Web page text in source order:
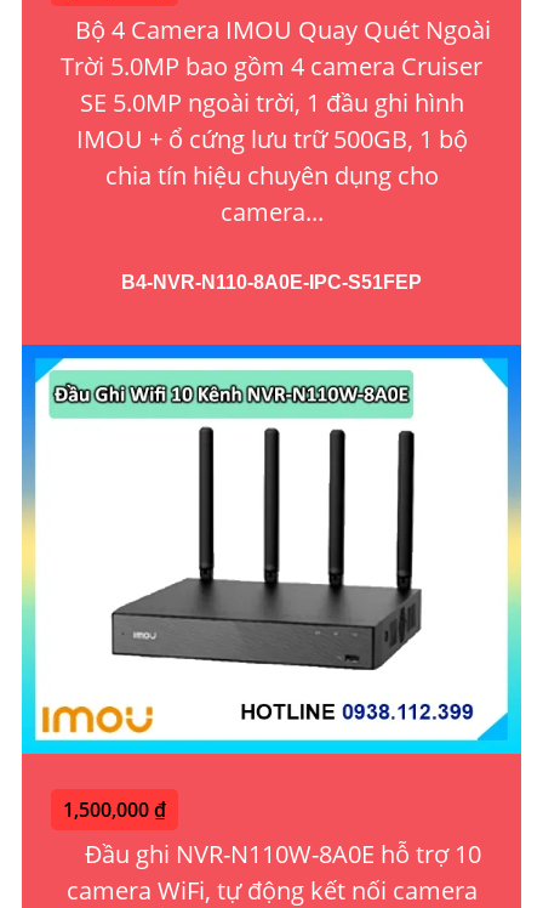
Bộ 4 Camera IMOU Quay Quét Ngoài
Trời 5.0MP bao gồm 4 camera Cruiser
SE 5.0MP ngoài trời, 1 đầu ghi hình
IMOU + ổ cứng lưu trữ 500GB, 1 bộ
chia tín hiệu chuyên dụng cho
camera...
B4-NVR-N110-8A0E-IPC-S51FEP
1,500,000 ₫
Đầu ghi NVR-N110W-8A0E hỗ trợ 10
camera WiFi, tự động kết nối camera